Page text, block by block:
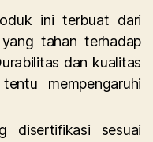
ini terbuat dari
tahan terhadap
dan kualitas
mempengaruhi
disertifikasi sesuai